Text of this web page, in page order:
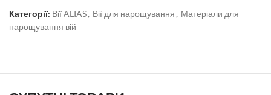
Категорії: Вії ALIAS, Вії для нарощування , Матеріали для
нарощування вій